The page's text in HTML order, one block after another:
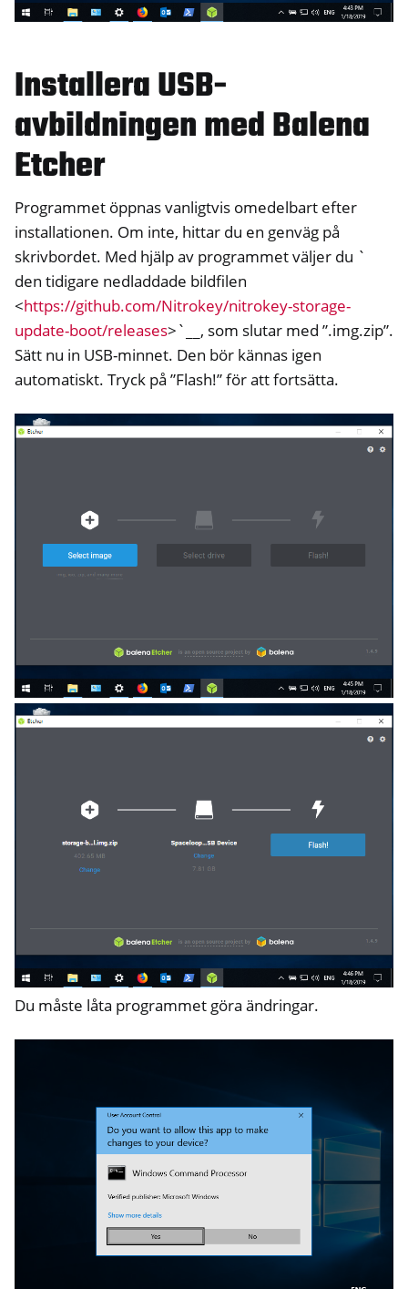
Installera USB-
avbildningen med Balena
Etcher
Programmet öppnas vanligtvis omedelbart efter
installationen. Om inte, hittar du en genväg på
skrivbordet. Med hjälp av programmet väljer du `
den tidigare nedladdade bildfilen
<https://github.com/Nitrokey/nitrokey-storage-
update-boot/releases>`__, som slutar med ”.img.zip”.
Sätt nu in USB-minnet. Den bör kännas igen
automatiskt. Tryck på ”Flash!” för att fortsätta.
Du måste låta programmet göra ändringar.